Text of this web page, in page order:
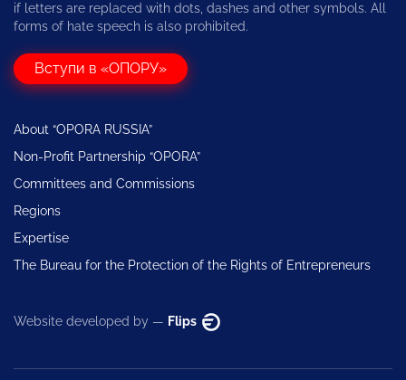
if letters are replaced with dots, dashes and other symbols. All
forms of hate speech is also prohibited.
Вступи в «ОПОРУ»
About “OPORA RUSSIA”
Non-Profit Partnership “OPORA”
Committees and Commissions
Regions
Expertise
The Bureau for the Protection of the Rights of Entrepreneurs
Website developed by — Flips